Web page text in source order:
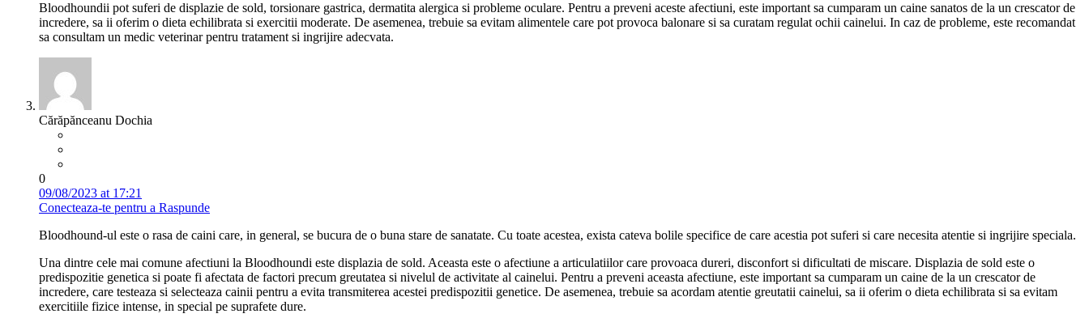
Bloodhoundii pot suferi de displazie de sold, torsionare gastrica, dermatita alergica si probleme oculare. Pentru a preveni aceste afectiuni, este important sa cumparam un caine sanatos de la un crescator de
incredere, sa ii oferim o dieta echilibrata si exercitii moderate. De asemenea, trebuie sa evitam alimentele care pot provoca balonare si sa curatam regulat ochii cainelui. In caz de probleme, este recomandat
sa consultam un medic veterinar pentru tratament si ingrijire adecvata.
Cărăpănceanu Dochia
0
09/08/2023 at 17:21
Conecteaza-te pentru a Raspunde
Bloodhound-ul este o rasa de caini care, in general, se bucura de o buna stare de sanatate. Cu toate acestea, exista cateva bolile specifice de care acestia pot suferi si care necesita atentie si ingrijire speciala.
Una dintre cele mai comune afectiuni la Bloodhoundi este displazia de sold. Aceasta este o afectiune a articulatiilor care provoaca dureri, disconfort si dificultati de miscare. Displazia de sold este o
predispozitie genetica si poate fi afectata de factori precum greutatea si nivelul de activitate al cainelui. Pentru a preveni aceasta afectiune, este important sa cumparam un caine de la un crescator de
incredere, care testeaza si selecteaza cainii pentru a evita transmiterea acestei predispozitii genetice. De asemenea, trebuie sa acordam atentie greutatii cainelui, sa ii oferim o dieta echilibrata si sa evitam
exercitiile fizice intense, in special pe suprafete dure.